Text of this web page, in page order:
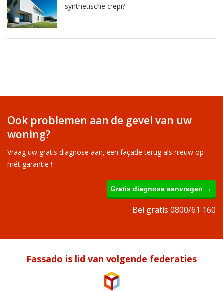
synthetische crepi?
Ook problemen aan de gevel van uw
woning?
Vraag uw gratis diagnose aan, een façade terug als nieuw op
mét garantie !
Gratis diagnose aanvragen →
Bel gratis 0800/61 160
Fassado is lid van volgende federaties